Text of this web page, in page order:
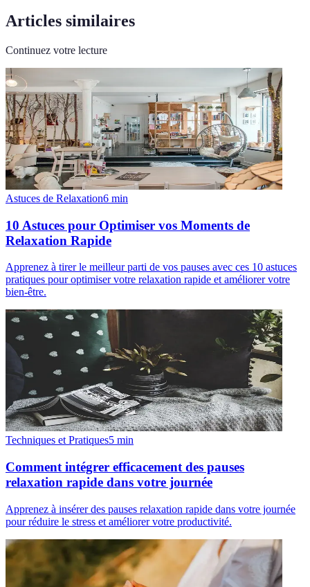
Articles similaires
Continuez votre lecture
Astuces de Relaxation6 min
10 Astuces pour Optimiser vos Moments de
Relaxation Rapide
Apprenez à tirer le meilleur parti de vos pauses avec ces 10 astuces
pratiques pour optimiser votre relaxation rapide et améliorer votre
bien-être.
Techniques et Pratiques5 min
Comment intégrer efficacement des pauses
relaxation rapide dans votre journée
Apprenez à insérer des pauses relaxation rapide dans votre journée
pour réduire le stress et améliorer votre productivité.